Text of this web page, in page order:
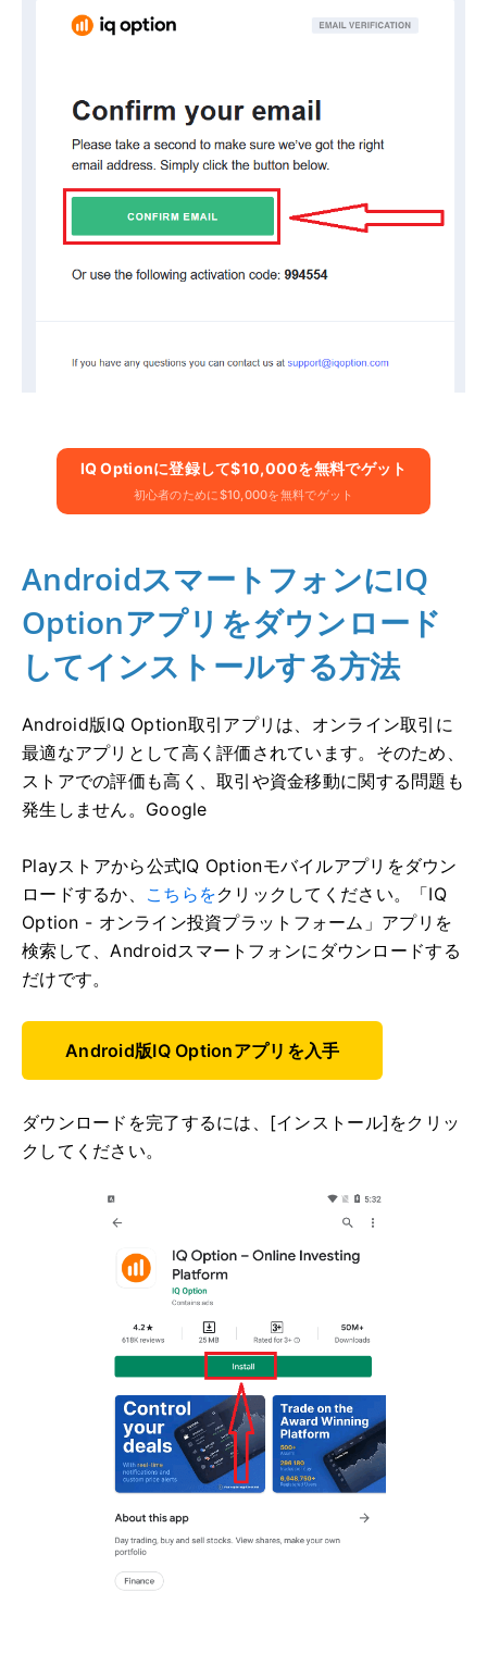
IQ Optionに​​登録して$10,000を無料でゲット
初心者のために$10,000を無料でゲット
AndroidスマートフォンにIQ
Optionアプリをダウンロード
してインストールする方法
Android版IQ Option取引アプリは、オンライン取引に
最適なアプリとして高く評価されています。そのため、
ストアでの評価も高く、取引や資金移動に関する問題も
発生しません。Google
Playストアから公式IQ Optionモバイルアプリをダウン
ロードするか、
こちらをクリックしてください。「IQ
Option - オンライン投資プラットフォーム」アプリを
検索して、Androidスマートフォンにダウンロードする
だけです。
Android版IQ Optionアプリを入手
ダウンロードを完了するには、[インストール]をクリッ
クしてください。